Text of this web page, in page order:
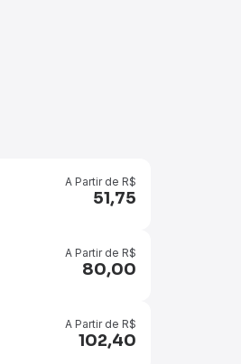
A Partir de R$
51,75
A Partir de R$
80,00
A Partir de R$
102,40